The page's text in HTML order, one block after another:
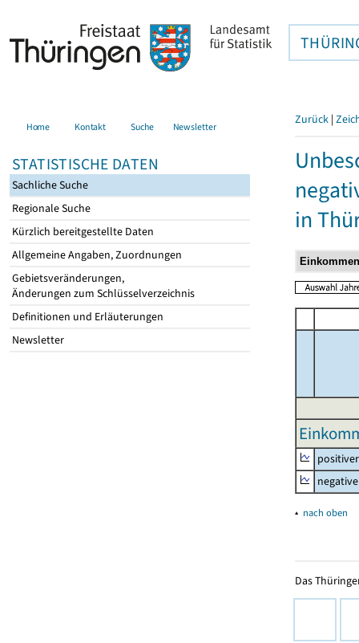
Home Kontakt Suche Newsletter
STATISTISCHE DATEN
Sachliche Suche
Regionale Suche
Kürzlich bereitgestellte Daten
Allgemeine Angaben, Zuordnungen
Gebietsveränderungen,
Änderungen zum Schlüsselverzeichnis
Definitionen und Erläuterungen
Newsletter
Zurück |
in
▴ nach oben
Das